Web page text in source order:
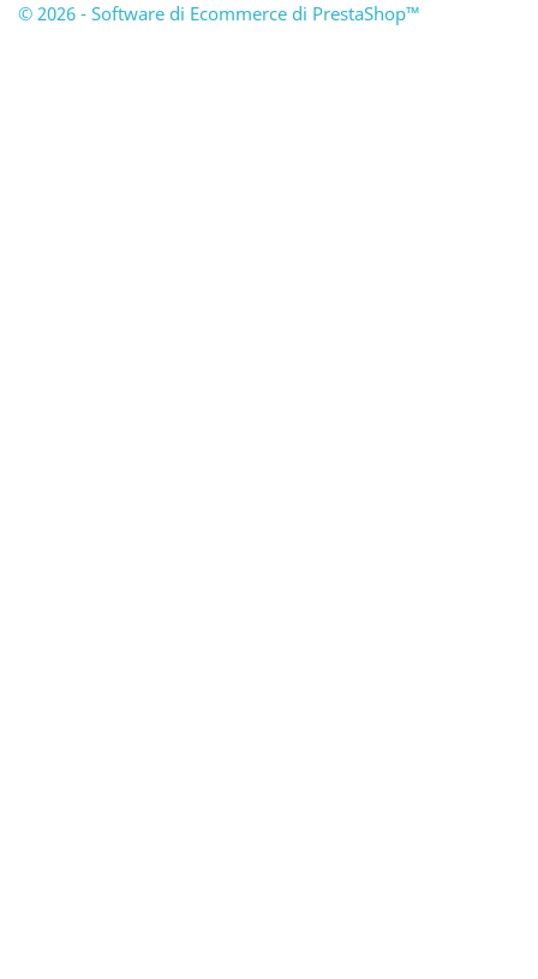
© 2026 - Software di Ecommerce di PrestaShop™